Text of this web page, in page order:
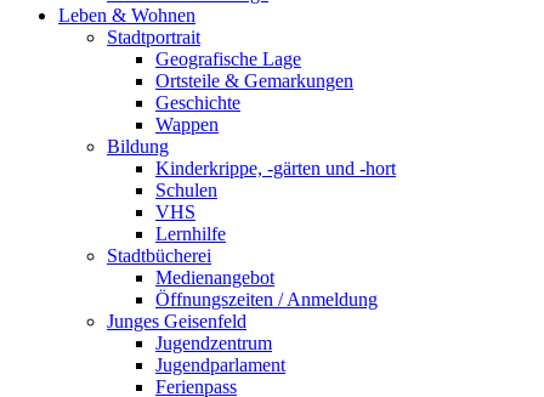
Leben & Wohnen
Stadtportrait
Geografische Lage
Ortsteile & Gemarkungen
Geschichte
Wappen
Bildung
Kinderkrippe, -gärten und -hort
Schulen
VHS
Lernhilfe
Stadtbücherei
Medienangebot
Öffnungszeiten / Anmeldung
Junges Geisenfeld
Jugendzentrum
Jugendparlament
Ferienpass